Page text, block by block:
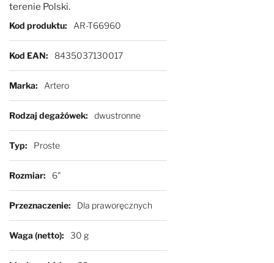
terenie Polski.
Więcej informacji
Kod produktu AR-T66960
Kod EAN 8435037130017
Marka Artero
Rodzaj degażówek dwustronne
Typ Proste
Rozmiar 6"
Przeznaczenie Dla praworęcznych
Waga (netto) 30 g